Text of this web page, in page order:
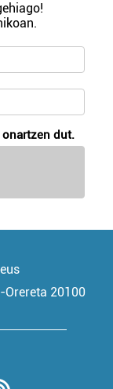
dut.
Orereta 20100